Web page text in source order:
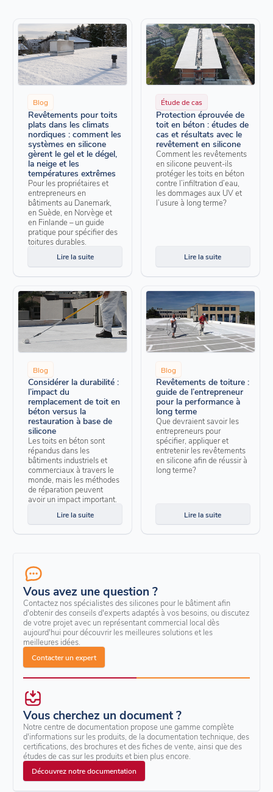
Blog
Revêtements pour toits
plats dans les climats
nordiques : comment les
systèmes en silicone
gèrent le gel et le dégel,
la neige et les
températures extrêmes
Pour les propriétaires et
entrepreneurs en
bâtiments au Danemark,
en Suède, en Norvège et
en Finlande – un guide
pratique pour spécifier des
toitures durables.
Lire la suite
Étude de cas
Protection éprouvée de
toit en béton : études de
cas et résultats avec le
revêtement en silicone
Comment les revêtements
en silicone peuvent-ils
protéger les toits en béton
contre l’infiltration d’eau,
les dommages aux UV et
l’usure à long terme?
Lire la suite
Blog
Considérer la durabilité :
l’impact du
remplacement de toit en
béton versus la
restauration à base de
silicone
Les toits en béton sont
répandus dans les
bâtiments industriels et
commerciaux à travers le
monde, mais les méthodes
de réparation peuvent
avoir un impact important.
Lire la suite
Blog
Revêtements de toiture :
guide de l’entrepreneur
pour la performance à
long terme
Que devraient savoir les
entrepreneurs pour
spécifier, appliquer et
entretenir les revêtements
en silicone afin de réussir à
long terme?
Lire la suite
Vous avez une question ?
Contactez nos spécialistes des silicones pour le bâtiment afin
d'obtenir des conseils d'experts adaptés à vos besoins, ou discutez
de votre projet avec un représentant commercial local dès
aujourd'hui pour découvrir les meilleures solutions et les
meilleures idées.
Contacter un expert
Vous cherchez un document ?
Notre centre de documentation propose une gamme complète
d'informations sur les produits, de la documentation technique, des
certifications, des brochures et des fiches de vente, ainsi que des
études de cas sur les produits et bien plus encore.
Découvrez notre documentation